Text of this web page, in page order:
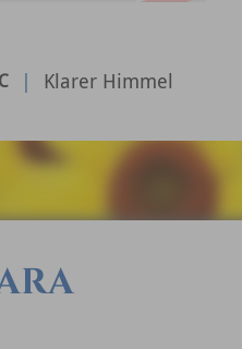
| Klarer Himmel